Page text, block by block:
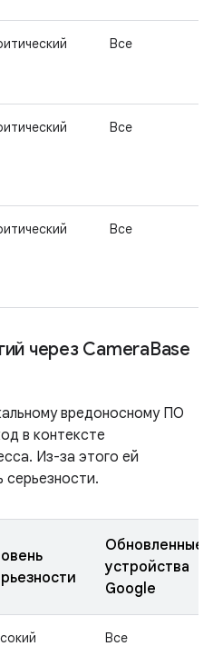
Все
Все
Все
через CameraBase
вредоносному ПО
в контексте
Из-за этого ей
серьезности.
Обновленные
устройства
Google
Все